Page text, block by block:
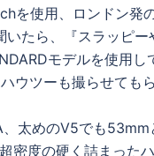
を使用、ロンドン発
たら、『スラッピー
モデルを使用
ウツーも撮らせても
太めのV5でも
密度の硬く詰まった